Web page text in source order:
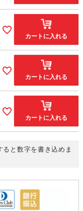
カートに入れる
カートに入れる
カートに入れる
と数字を書き込めま